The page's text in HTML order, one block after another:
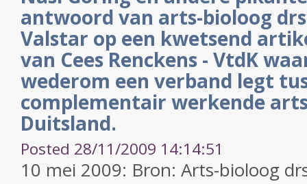
antwoord van arts-bioloog
Valstar op een kwetsend
van Cees Renckens - VtdK
wederom een verband legt
complementair werkende
Duitsland.
Posted 28/11/2009 14:14:51
10 mei 2009: Bron: Arts-bioloog